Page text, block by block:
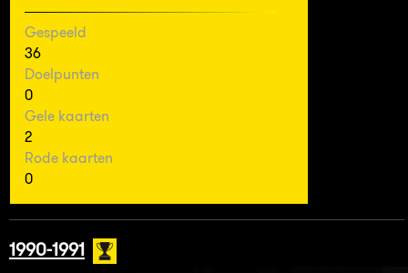
Gespeeld
36
Doelpunten
0
Gele kaarten
2
Rode kaarten
0
1990-1991